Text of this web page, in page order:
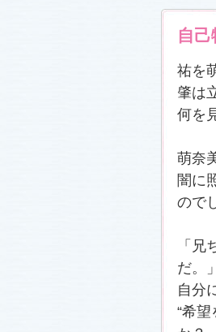
自
祐を
肇は
何を
萌奈
闇に
ので
「
だ。
自分
“希